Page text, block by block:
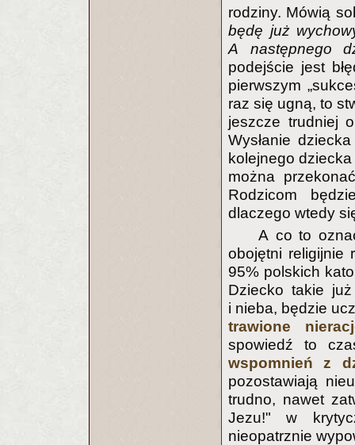
rodziny. Mówią
będę już
A następnego
podejście jest
pierwszym
raz się ugną, to
jeszcze trudniej
Wysłanie
kolejnego
można
Rodzicom
dlaczego wtedy
A co to
obojętni religijnie
95% polskich
Dziecko takie
i nieba, będzie
trawione
spowiedź to
wspomnień z
pozostawiają
trudno, nawet
Jezu!" w
nieopatrznie